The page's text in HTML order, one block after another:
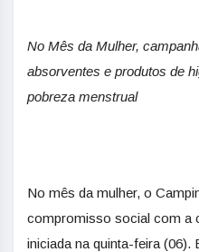
No Mês da Mulher,
absorventes e produtos de
pobreza menstrual
No mês da mulher, o
compromisso social com a
iniciada na quinta-feira (06).